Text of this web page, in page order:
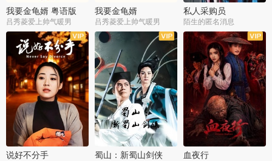
我要金龟婿 粤语版
吕秀菱爱上帅气暖男
我要金龟婿
吕秀菱爱上帅气暖男
私人采购员
陌生的匿名消息
说好不分手 蜀山：新蜀山剑侠 血夜行